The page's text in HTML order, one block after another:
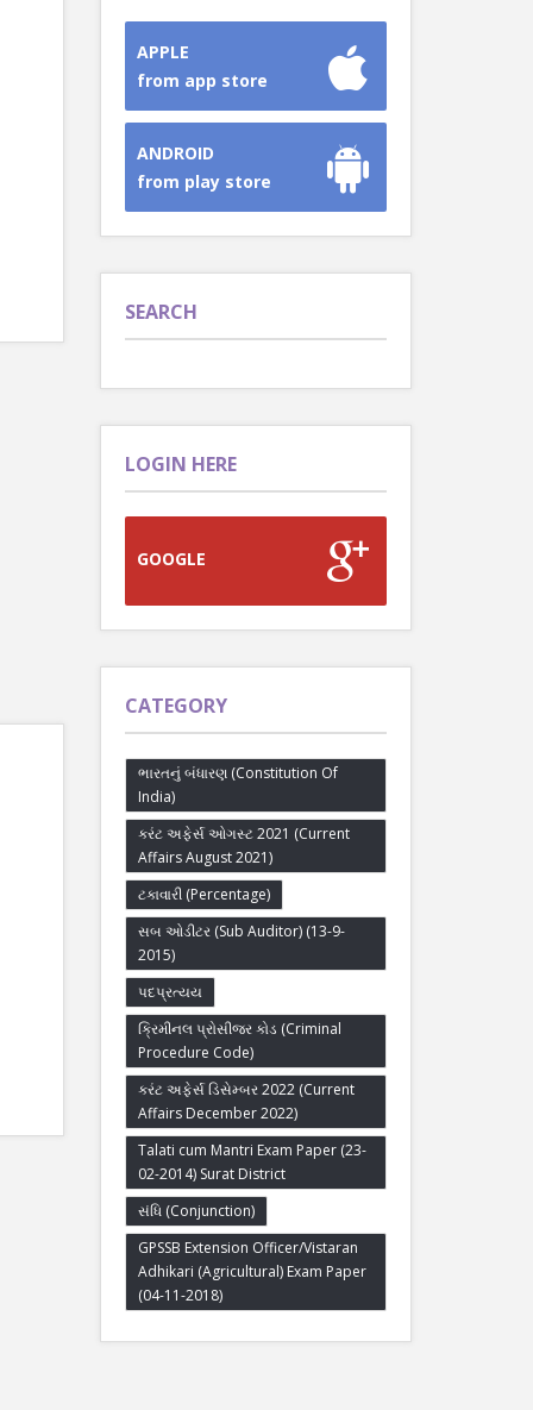
APPLE
from app store
ANDROID
from play store
SEARCH
LOGIN HERE
GOOGLE
CATEGORY
ભારતનું બંધારણ (Constitution Of
India)
કરંટ અફેર્સ ઓગસ્ટ 2021 (Current
Affairs August 2021)
ટકાવારી (Percentage)
સબ ઓડીટર (Sub Auditor) (13-9-
2015)
પદપ્રત્યય
ક્રિમીનલ પ્રોસીજર કોડ (Criminal
Procedure Code)
કરંટ અફેર્સ ડિસેમ્બર 2022 (Current
Affairs December 2022)
Talati cum Mantri Exam Paper (23-
02-2014) Surat District
સંધિ (Conjunction)
GPSSB Extension Officer/Vistaran
Adhikari (Agricultural) Exam Paper
(04-11-2018)